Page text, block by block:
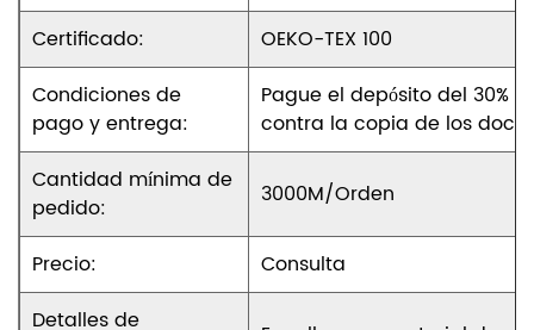
Certificado:
OEKO-TEX 100
Condiciones de
pago y entrega:
Pague el depósito del 30%
contra la copia de los
Cantidad mínima de
pedido:
3000M/Orden
Precio:
Consulta
Detalles de